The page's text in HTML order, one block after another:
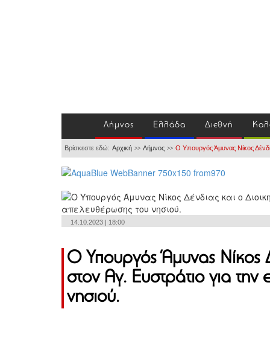
Λήμνος Ελλάδα Διεθνή
Βρίσκεστε εδώ: Αρχική >> Λήμνος >> Ο Υπουργός Άμυνας Νίκος
14.10.2023 | 18:00
Ο Υπουργός Άμυνας Νίκος
στον Αγ. Ευστράτιο για
νησιού.